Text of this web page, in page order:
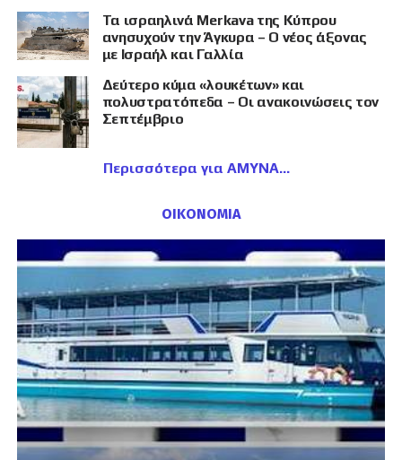
Τα ισραηλινά Merkava της Κύπρου
ανησυχούν την Άγκυρα – Ο νέος άξονας
με Ισραήλ και Γαλλία
Δεύτερο κύμα «λουκέτων» και
πολυστρατόπεδα – Οι ανακοινώσεις τον
Σεπτέμβριο
Περισσότερα για ΑΜΥΝΑ
ΟΙΚΟΝΟΜΙΑ